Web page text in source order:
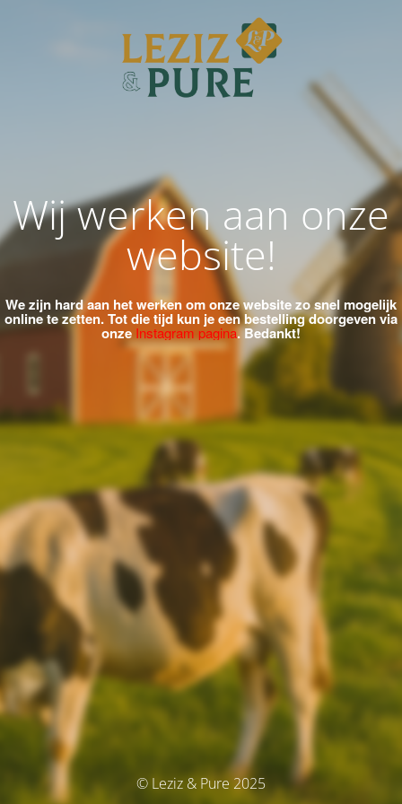
Wij werken aan onze
website!
We zijn hard aan het werken om onze website zo snel mogelijk
online te zetten.Tot die tijd kun je een bestelling doorgeven via
onze Instagram pagina. Bedankt!
© Leziz & Pure 2025